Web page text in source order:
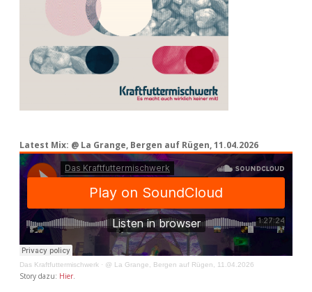
Latest Mix: @ La Grange, Bergen auf Rügen, 11.04.2026
Das Kraftfuttermischwerk · @ La Grange, Bergen auf Rügen, 11.04.2026
Story dazu: Hier